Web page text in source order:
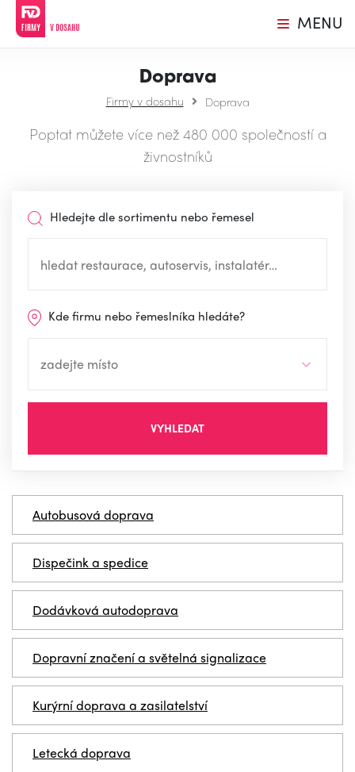
MENU
Doprava
Firmy v dosahu Doprava
Poptat můžete více než 480 000 společností a
živnostníků
Hledejte dle sortimentu nebo řemesel
Kde firmu nebo řemeslníka hledáte?
VYHLEDAT
Autobusová doprava
Dispečink a spedice
Dodávková autodoprava
Dopravní značení a světelná signalizace
Kurýrní doprava a zasilatelství
Letecká doprava